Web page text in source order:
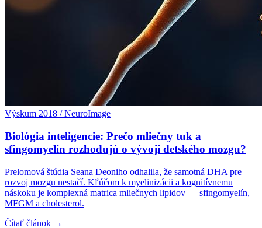
Výskum 2018 / NeuroImage
Biológia inteligencie: Prečo mliečny tuk a
sfingomyelín rozhodujú o vývoji detského mozgu?
Prelomová štúdia Seana Deoniho odhalila, že samotná DHA pre
rozvoj mozgu nestačí. Kľúčom k myelinizácii a kognitívnemu
náskoku je komplexná matrica mliečnych lipidov — sfingomyelín,
MFGM a cholesterol.
Čítať článok →